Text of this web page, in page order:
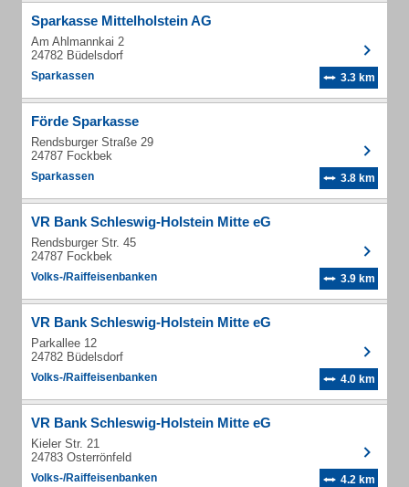
Sparkasse Mittelholstein AG
Am Ahlmannkai 2
24782 Büdelsdorf
Sparkassen 3.3 km
Förde Sparkasse
Rendsburger Straße 29
24787 Fockbek
Sparkassen 3.8 km
VR Bank Schleswig-Holstein Mitte eG
Rendsburger Str. 45
24787 Fockbek
Volks-/Raiffeisenbanken 3.9 km
VR Bank Schleswig-Holstein Mitte eG
Parkallee 12
24782 Büdelsdorf
Volks-/Raiffeisenbanken 4.0 km
VR Bank Schleswig-Holstein Mitte eG
Kieler Str. 21
24783 Osterrönfeld
Volks-/Raiffeisenbanken 4.2 km